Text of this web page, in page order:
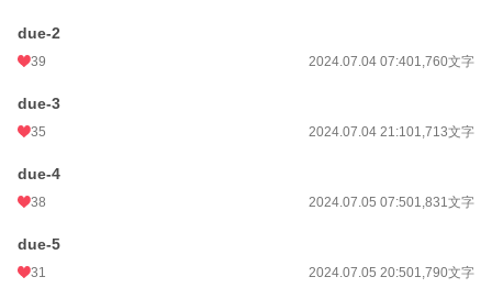
due-2
39 2024.07.04 07:401,760文字
due-3
35 2024.07.04 21:101,713文字
due-4
38 2024.07.05 07:501,831文字
due-5
31 2024.07.05 20:501,790文字